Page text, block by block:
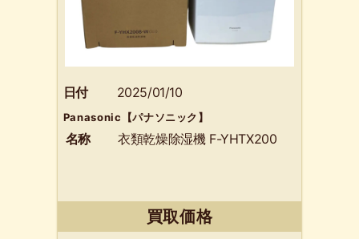
日付 2025/01/10
Panasonic【パナソニック】
名称 衣類乾燥除湿機 F-YHTX200
買取価格